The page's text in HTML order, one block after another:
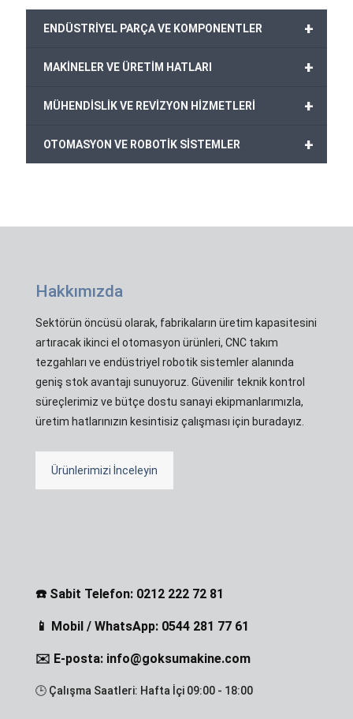
+
ENDÜSTRİYEL PARÇA VE KOMPONENTLER
+
MAKİNELER VE ÜRETİM HATLARI
+
MÜHENDİSLİK VE REVİZYON HİZMETLERİ
+
OTOMASYON VE ROBOTİK SİSTEMLER
Hakkımızda
Sektörün öncüsü olarak, fabrikaların üretim kapasitesini
artıracak ikinci el otomasyon ürünleri, CNC takım
tezgahları ve endüstriyel robotik sistemler alanında
geniş stok avantajı sunuyoruz. Güvenilir teknik kontrol
süreçlerimiz ve bütçe dostu sanayi ekipmanlarımızla,
üretim hatlarınızın kesintisiz çalışması için buradayız.
Ürünlerimizi İnceleyin
☎️ Sabit Telefon: 0212 222 72 81
📱 Mobil / WhatsApp: 0544 281 77 61
✉️ E-posta: info@goksumakine.com
🕒 Çalışma Saatleri: Hafta İçi 09:00 - 18:00